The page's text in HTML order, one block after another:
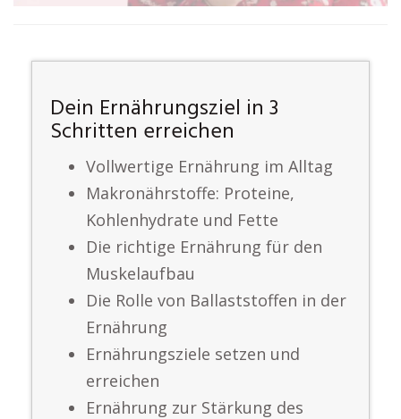
Dein Ernährungsziel in 3
Schritten erreichen
Vollwertige Ernährung im Alltag
Makronährstoffe: Proteine,
Kohlenhydrate und Fette
Die richtige Ernährung für den
Muskelaufbau
Die Rolle von Ballaststoffen in der
Ernährung
Ernährungsziele setzen und
erreichen
Ernährung zur Stärkung des